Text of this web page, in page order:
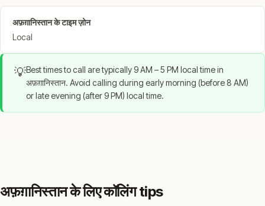
अफ़ग़ानिस्तान के टाइम ज़ोन
Local
💡Best times to call are typically 9 AM – 5 PM local time in
अफ़ग़ानिस्तान. Avoid calling during early morning (before 8 AM)
or late evening (after 9 PM) local time.
अफ़ग़ानिस्तान के लिए कॉलिंग tips